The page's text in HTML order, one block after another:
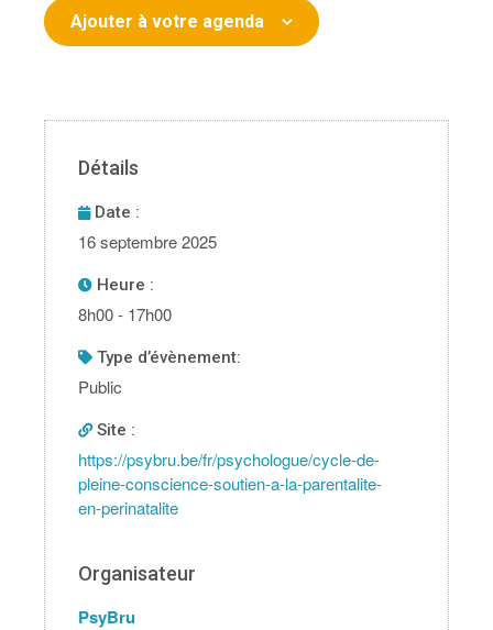
Ajouter à votre agenda
Détails
Date :
16 septembre 2025
Heure :
8h00 - 17h00
type d’évènement:
Public
Site :
https://psybru.be/fr/psychologue/cycle-de-
pleine-conscience-soutien-a-la-parentalite-
en-perinatalite
Organisateur
PsyBru